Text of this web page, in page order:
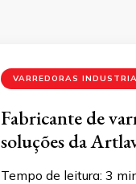
VARREDORAS
Fabricante de
soluções da
Tempo de leitura: 3